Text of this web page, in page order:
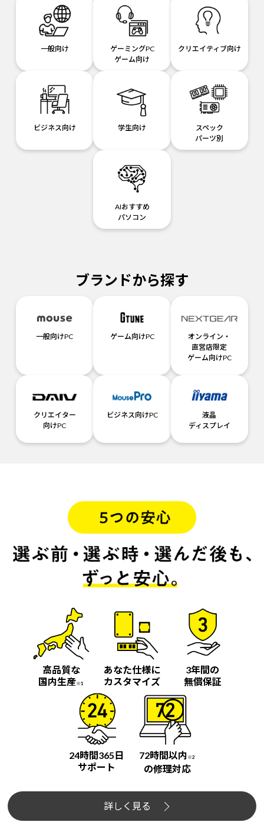
一般向け
ゲーミングPC
ゲーム向け
クリエイティブ向け
ビジネス向け 学生向け
スペック
パーツ別
AIおすすめ
パソコン
ブランドから探す
一般向けPC ゲーム向けPC
オンライン・
直営店限定
ゲーム向けPC
クリエイター
向けPC
ビジネス向けPC
液晶
ディスプレイ
高品質な
国内生産※1
あなた仕様に
カスタマイズ
3年間の
無償保証
24時間365日
サポート
72時間以内 ※2
の修理対応
詳しく見る